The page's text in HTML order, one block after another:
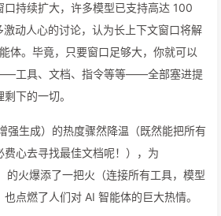
口持续扩大，许多模型已支持高达 100
动人心的讨论，认为长上下文窗口将解
体。毕竟，只要窗口足够大，你就可以
工具、文档、指令等等——全部塞进提
下的一切。
强生成）的热度骤然降温（既然能把所有
心去寻找最佳文档呢！），为
的火爆添了一把火（连接所有工具，模型
点燃了人们对 AI 智能体的巨大热情。